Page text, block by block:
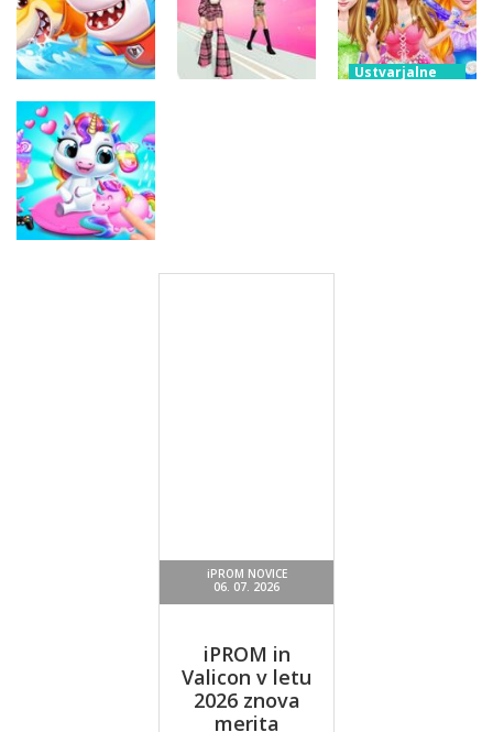
novorojenčke
dvojčkov
maturantskega
plesa
Little Tailor
Diy Fashion
Ustvarjalne
igre
Družina malih
pand morskih
psov
Ustvarjalne